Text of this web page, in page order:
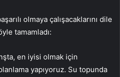
olmaya çalışacaklarını dile
tamamladı:
en iyisi olmak için
yapıyoruz. Su topunda